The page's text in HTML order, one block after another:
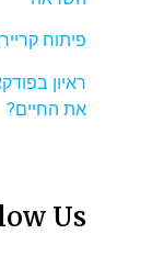
פיתוח
ראיון
את החיים?
Us